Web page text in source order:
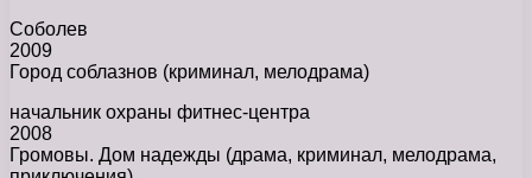
Соболев
2009
Город соблазнов (криминал, мелодрама)
начальник охраны фитнес-центра
2008
Громовы. Дом надежды (драма, криминал, мелодрама,